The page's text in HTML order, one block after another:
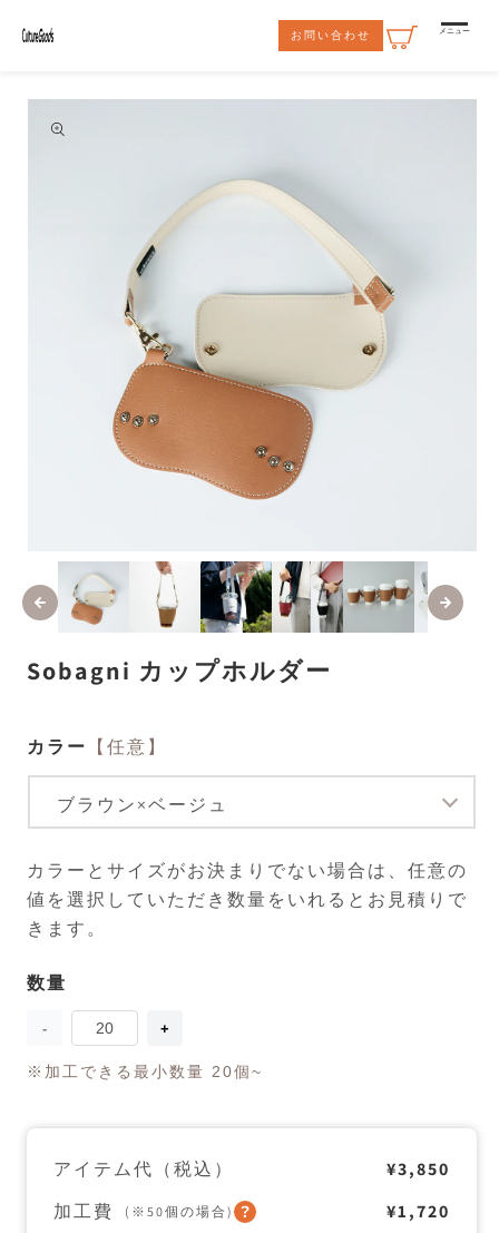
ンツに
進む
お問い合わせ メニュー
商品情
報にス
キップ
ダ
ル
メ
デ
(1)
を
開
Sobagni カップホルダー
カラー 【任意】
カラーとサイズがお決まりでない場合は、任意の
値を選択していただき数量をいれるとお見積りで
きます。
数
数量
Sobagni
ッ
ル
ー
数
Sobagni
ッ
ル
ー
数
※加工できる最小数量 20個~
アイテム代（税込）
¥3,850
加工費
(※50個の場合) ¥1,720